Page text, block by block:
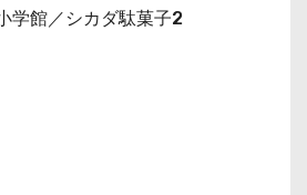
学館／シカダ駄菓子2